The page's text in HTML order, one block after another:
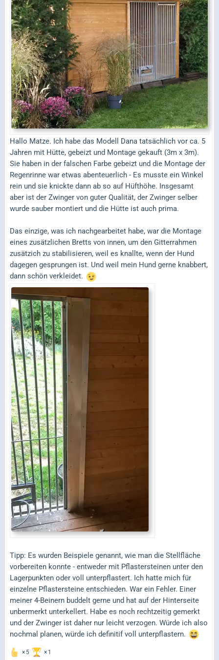
Hallo Matze. Ich habe das Modell Dana tatsächlich vor ca. 5
Jahren mit Hütte, gebeizt und Montage gekauft (3m x 3m).
Sie haben in der falschen Farbe gebeizt und die Montage der
Regenrinne war etwas abenteuerlich - Es musste ein Winkel
rein und sie knickte dann ab so auf Hüfthöhe. Insgesamt
aber ist der Zwinger von guter Qualität, der Zwinger selber
wurde sauber montiert und die Hütte ist auch prima.
Das einzige, was ich nachgearbeitet habe, war die Montage
eines zusätzlichen Bretts von innen, um den Gitterrahmen
zusätzich zu stabilisieren, weil es knallte, wenn der Hund
dagegen gesprungen ist. Und weil mein Hund gerne knabbert,
dann schön verkleidet.
Tipp: Es wurden Beispiele genannt, wie man die Stellfläche
vorbereiten konnte - entweder mit Pflastersteinen unter den
Lagerpunkten oder voll unterpflastert. Ich hatte mich für
einzelne Pflastersteine entschieden. War ein Fehler. Einer
meiner 4-Beinern buddelt gerne und hat auf der Hinterseite
unbermerkt unterkellert. Habe es noch rechtzeitig gemerkt
und der Zwinger ist daher nur leicht verzogen. Würde ich also
nochmal planen, würde ich definitif voll unterpflastern.
5 1